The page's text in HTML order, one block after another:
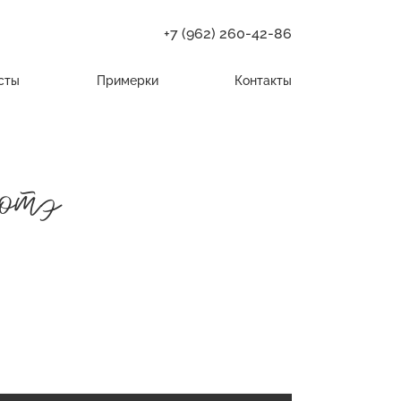
+7 (962) 260-42-86
Примерки Контакты